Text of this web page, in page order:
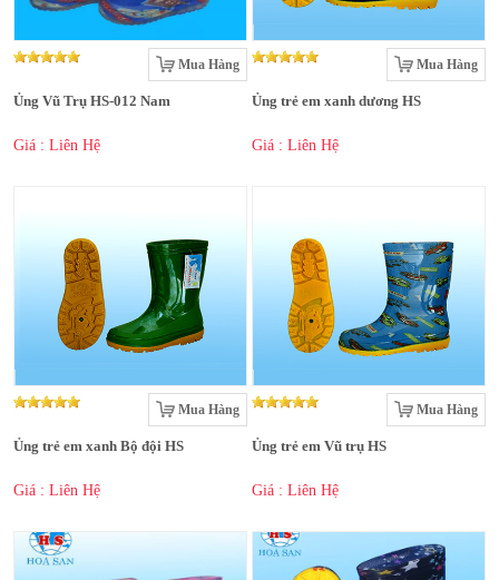
Mua Hàng
Ủng Vũ Trụ HS-012 Nam
Giá : Liên Hệ
Mua Hàng
Ủng trẻ em xanh dương HS
Giá : Liên Hệ
Mua Hàng
Ủng trẻ em xanh Bộ đội HS
Giá : Liên Hệ
Mua Hàng
Ủng trẻ em Vũ trụ HS
Giá : Liên Hệ